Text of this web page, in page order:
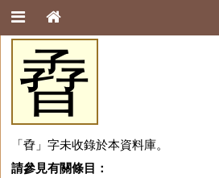
孴
「孴」字未收錄於本資料庫。
請參見有關條目：